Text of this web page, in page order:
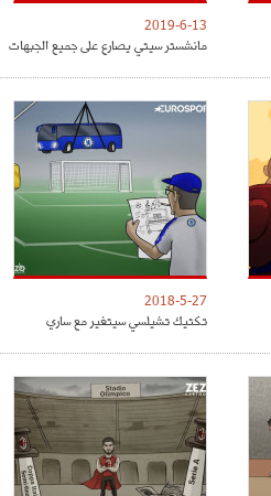
2019-6-13
مانشستر سيتي يصارع على جميع الجبهات
2018-5-27
تكتيك تشيلسي سيتغير مع ساري